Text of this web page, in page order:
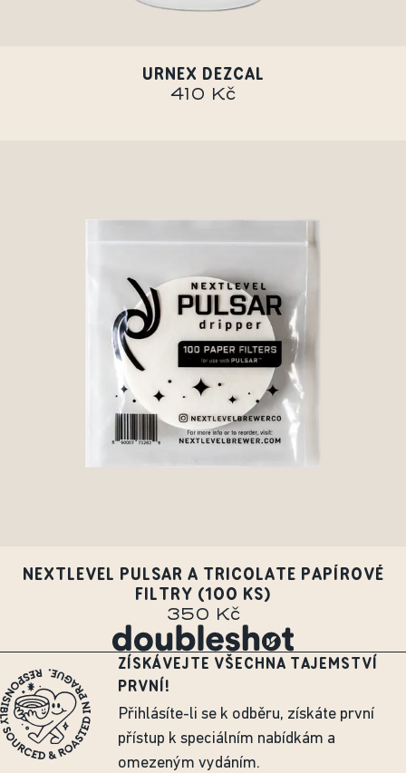
URNEX DEZCAL
410 Kč
NEXTLEVEL PULSAR A TRICOLATE PAPÍROVÉ
FILTRY (100 KS)
350 Kč
ZÍSKÁVEJTE VŠECHNA TAJEMSTVÍ
PRVNÍ!
Přihlásíte-li se k odběru, získáte první
přístup k speciálním nabídkám a
omezeným vydáním.